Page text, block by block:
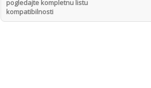
pogledajte kompletnu listu
kompatibilnosti